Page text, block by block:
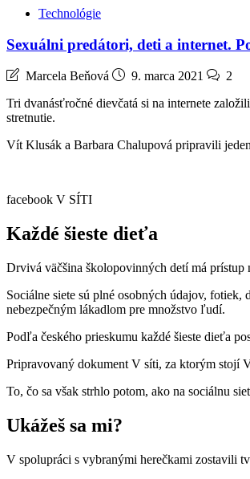
Technológie
Sexuálni predátori, deti a internet.
Marcela Beňová 9. marca 2021
2
Tri dvanásťročné dievčatá si na internete
stretnutie.
Vít Klusák a Barbara Chalupová pripravili
facebook V SÍTI
Každé šieste dieťa
Drvivá väčšina školopovinných detí má prístup
Sociálne siete sú plné osobných údajov,
nebezpečným lákadlom pre množstvo ľudí.
Podľa českého prieskumu každé šieste dieťa
Pripravovaný dokument V síti, za ktorým stojí
To, čo sa však strhlo potom, ako na sociálnu
Ukážeš sa mi?
V spolupráci s vybranými herečkami zostavili